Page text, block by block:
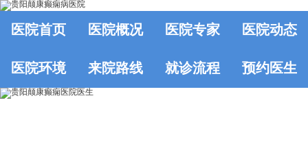
医院首页 医院概况 医院专家 医院动态
医院环境 来院路线 就诊流程 预约医生